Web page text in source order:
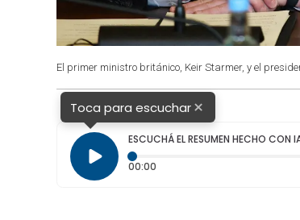
El primer ministro británico, Keir Starmer, y el
Toca para escuchar×
ESCUCHÁ EL RESUMEN HECHO CON
00:00